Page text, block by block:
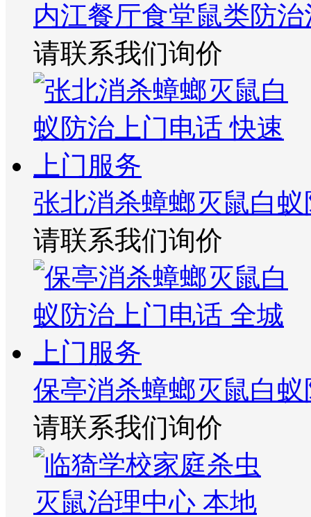
内江餐厅食堂鼠类防
请联系我们询价
张北消杀蟑螂灭鼠白
请联系我们询价
保亭消杀蟑螂灭鼠白
请联系我们询价